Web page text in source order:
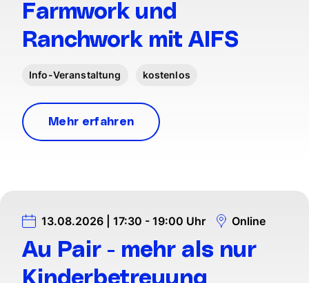
Farmwork und
Ranchwork mit AIFS
Info-Veranstaltung kostenlos
Mehr erfahren
13.08.2026 | 17:30 - 19:00 Uhr Online
Au Pair - mehr als nur